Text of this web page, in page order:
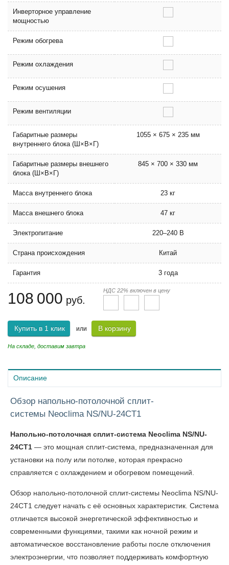
Инверторное управление
мощностью
Режим обогрева
Режим охлаждения
Режим осушения
Режим вентиляции
Габаритные размеры
внутреннего блока (Ш×В×Г)
1055 × 675 × 235 мм
Габаритные размеры внешнего
блока (Ш×В×Г)
845 × 700 × 330 мм
Масса внутреннего блока 23 кг
Масса внешнего блока 47 кг
Электропитание 220–240 В
Страна происхождения Китай
Гарантия 3 года
108 000 руб.
НДС 22% включен в цену
Купить в 1 клик или В корзину
На складе, доставим завтра
Описание
Обзор напольно-потолочной сплит-
системы Neoclima NS/NU-24CT1
Напольно-потолочная сплит-система Neoclima NS/NU-
24CT1 — это мощная сплит-система, предназначенная для
установки на полу или потолке, которая прекрасно
справляется с охлаждением и обогревом помещений.
Обзор напольно-потолочной сплит-системы Neoclima NS/NU-
24CT1 следует начать с её основных характеристик. Система
отличается высокой энергетической эффективностью и
современными функциями, такими как ночной режим и
автоматическое восстановление работы после отключения
электроэнергии, что позволяет поддерживать комфортную